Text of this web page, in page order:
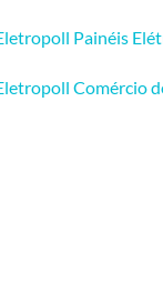
Painéis
Comércio